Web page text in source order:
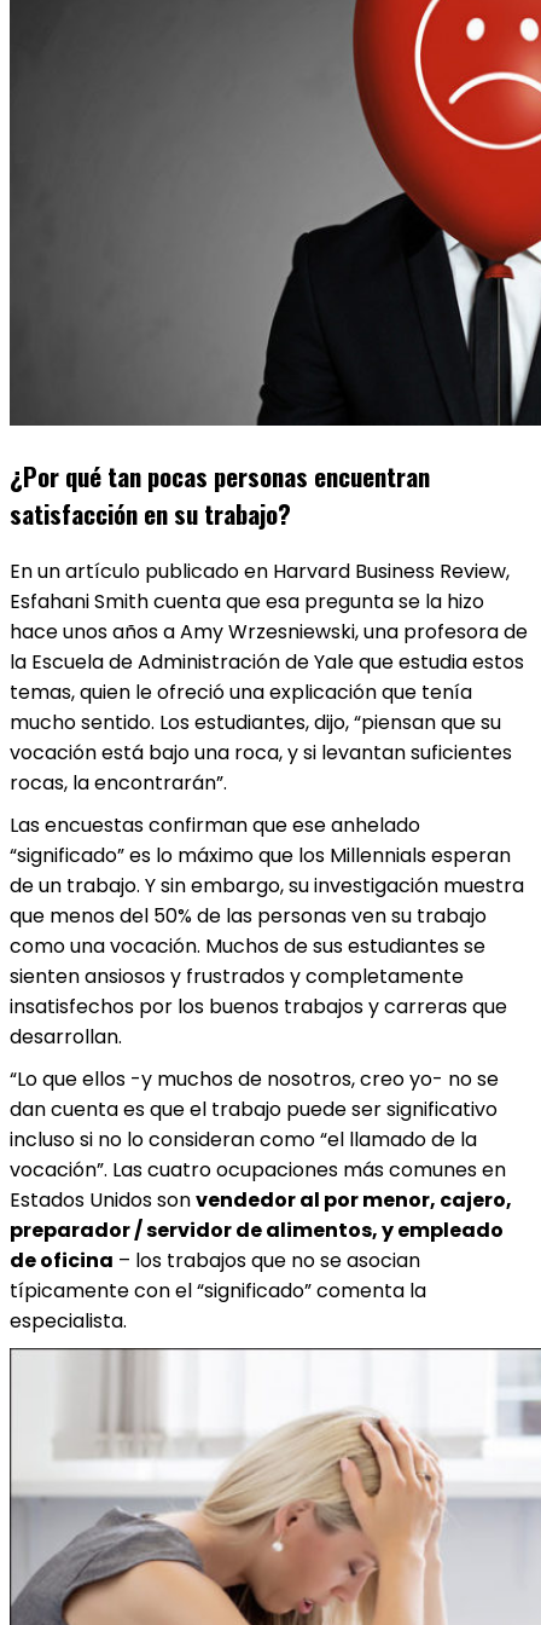
¿Por qué tan pocas personas encuentran
satisfacción en su trabajo?
En un artículo publicado en Harvard Business Review,
Esfahani Smith cuenta que esa pregunta se la hizo
hace unos años a Amy Wrzesniewski, una profesora de
la Escuela de Administración de Yale que estudia estos
temas, quien le ofreció una explicación que tenía
mucho sentido. Los estudiantes, dijo, “piensan que su
vocación está bajo una roca, y si levantan suficientes
rocas, la encontrarán”.
Las encuestas confirman que ese anhelado
“significado” es lo máximo que los Millennials esperan
de un trabajo. Y sin embargo, su investigación muestra
que menos del 50% de las personas ven su trabajo
como una vocación. Muchos de sus estudiantes se
sienten ansiosos y frustrados y completamente
insatisfechos por los buenos trabajos y carreras que
desarrollan.
“Lo que ellos -y muchos de nosotros, creo yo- no se
dan cuenta es que el trabajo puede ser significativo
incluso si no lo consideran como “el llamado de la
vocación”. Las cuatro ocupaciones más comunes en
Estados Unidos sonvendedor al por menor, cajero,
preparador / servidor de alimentos, y empleado
de oficina – los trabajos que no se asocian
típicamente con el “significado” comenta la
especialista.